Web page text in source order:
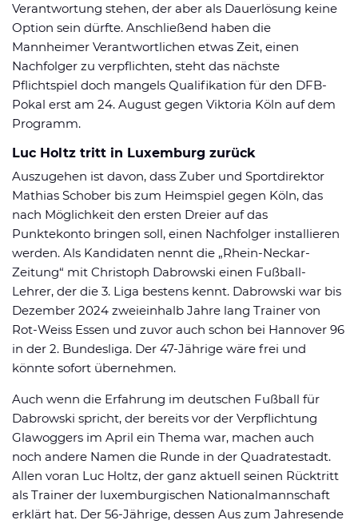
Verantwortung stehen, der aber als Dauerlösung keine
Option sein dürfte. Anschließend haben die
Mannheimer Verantwortlichen etwas Zeit, einen
Nachfolger zu verpflichten, steht das nächste
Pflichtspiel doch mangels Qualifikation für den DFB-
Pokal erst am 24. August gegen Viktoria Köln auf dem
Programm.
Luc Holtz tritt in Luxemburg zurück
Auszugehen ist davon, dass Zuber und Sportdirektor
Mathias Schober bis zum Heimspiel gegen Köln, das
nach Möglichkeit den ersten Dreier auf das
Punktekonto bringen soll, einen Nachfolger installieren
werden. Als Kandidaten nennt die „Rhein-Neckar-
Zeitung“ mit Christoph Dabrowski einen Fußball-
Lehrer, der die 3. Liga bestens kennt. Dabrowski war bis
Dezember 2024 zweieinhalb Jahre lang Trainer von
Rot-Weiss Essen und zuvor auch schon bei Hannover 96
in der 2. Bundesliga. Der 47-Jährige wäre frei und
könnte sofort übernehmen.
Auch wenn die Erfahrung im deutschen Fußball für
Dabrowski spricht, der bereits vor der Verpflichtung
Glawoggers im April ein Thema war, machen auch
noch andere Namen die Runde in der Quadratestadt.
Allen voran Luc Holtz, der ganz aktuell seinen Rücktritt
als Trainer der luxemburgischen Nationalmannschaft
erklärt hat. Der 56-Jährige, dessen Aus zum Jahresende